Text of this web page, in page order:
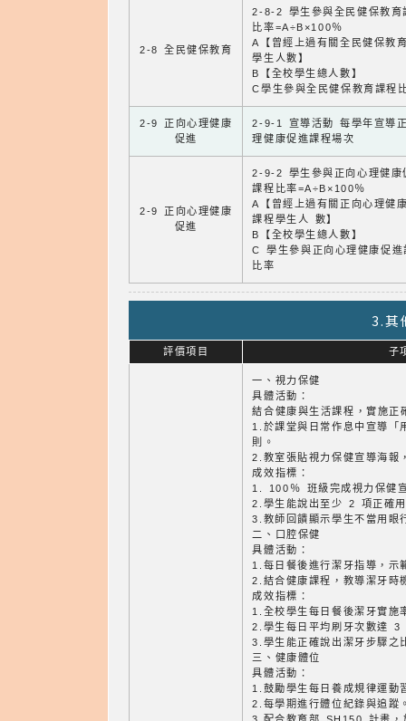
2-8 全民健保教育
2-8-2 學生參與全民健保教育
比率=A÷B×100％
A【曾經上過有關全民健保教
學生人數】
B【全校學生總人數】
C學生參與全民健保教育課程
2-9 正向心理健康
促進
2-9-1 宣導活動 每學年宣導
理健康促進課程場次
2-9 正向心理健康
促進
2-9-2 學生參與正向心理健康
課程比率=A÷B×100％
A【曾經上過有關正向心理健
課程學生人 數】
B【全校學生總人數】
C 學生參與正向心理健康促進
比率
3.其
評價項目 子
一、視力保健
具體活動：
結合健康與生活課程，實施正
1.於課堂與日常作息中宣導「
則。
2.教室張貼視力保健宣導海報
成效指標：
1. 100％ 班級完成視力保健
2.學生能說出至少 2 項正確
3.教師回饋顯示學生不當用眼
二、口腔保健
具體活動：
1.每日餐後進行潔牙指導，示
2.結合健康課程，教導潔牙時
成效指標：
1.全校學生每日餐後潔牙實
2.學生每日平均刷牙次數達 3
3.學生能正確說出潔牙步驟
三、健康體位
具體活動：
1.鼓勵學生每日養成規律運動
2.每學期進行體位紀錄與追蹤